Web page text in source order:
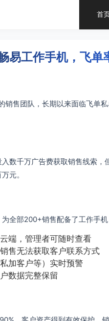
首
易工作手机，飞单
售团队，长期以来面临飞单
数千万广告费获取销售线索
元。
全部200+销售配备了工作手机
端，管理者可随时查看
售无法获取客户联系方式
加客户等）实时预警
数据完整保留